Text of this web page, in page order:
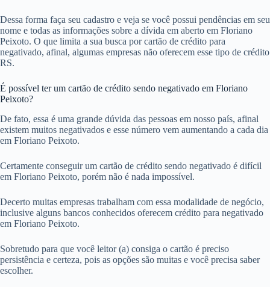
Dessa forma faça seu cadastro e veja se você possui pendências em seu
nome e todas as informações sobre a dívida em aberto em Floriano
Peixoto. O que limita a sua busca por cartão de crédito para
negativado, afinal, algumas empresas não oferecem esse tipo de crédito
RS.
É possível ter um cartão de crédito sendo negativado em Floriano
Peixoto?
De fato, essa é uma grande dúvida das pessoas em nosso país, afinal
existem muitos negativados e esse número vem aumentando a cada dia
em Floriano Peixoto.
Certamente conseguir um cartão de crédito sendo negativado é difícil
em Floriano Peixoto, porém não é nada impossível.
Decerto muitas empresas trabalham com essa modalidade de negócio,
inclusive alguns bancos conhecidos oferecem crédito para negativado
em Floriano Peixoto.
Sobretudo para que você leitor (a) consiga o cartão é preciso
persistência e certeza, pois as opções são muitas e você precisa saber
escolher.